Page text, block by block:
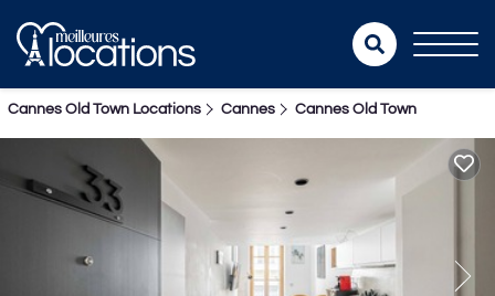
Cannes Old Town Locations Cannes Cannes Old Town